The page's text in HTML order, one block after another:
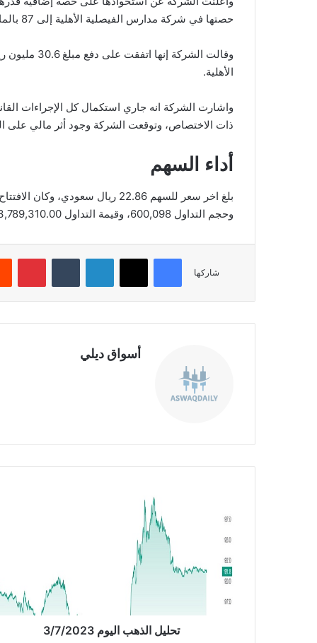
حصتها في شركة مدارس الفيصلية الأهلية إلى 87 بالمائة.
وقالت
الأهلية.
واشارت الشركة انه جاري استكمال كل الإجراءات
ذات الاختصاص، وتوقعت الشركة وجود أثر مالي على
أداء السهم
وحجم التداول 600,098، وقيمة التداول 13,789,310.00، بعدد صفقات 1,566، والقيمة السوقية 1,485.90.
شاركها
فيسبوك لينكدإن بينتيريست
أسواق ديلي
ي
ا
ل
ذ
تحليل الذهب اليوم 3/7/2023